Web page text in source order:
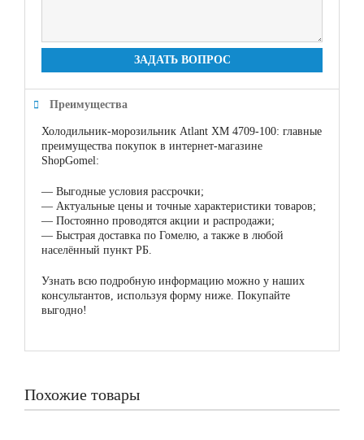
ЗАДАТЬ ВОПРОС
Преимущества
Холодильник-морозильник Atlant ХМ 4709-100: главные
преимущества покупок в интернет-магазине
ShopGomel:
— Выгодные условия рассрочки;
— Актуальные цены и точные характеристики товаров;
— Постоянно проводятся акции и распродажи;
— Быстрая доставка по Гомелю, а также в любой
населённый пункт РБ.
Узнать всю подробную информацию можно у наших
консультантов, используя форму ниже. Покупайте
выгодно!
Похожие товары